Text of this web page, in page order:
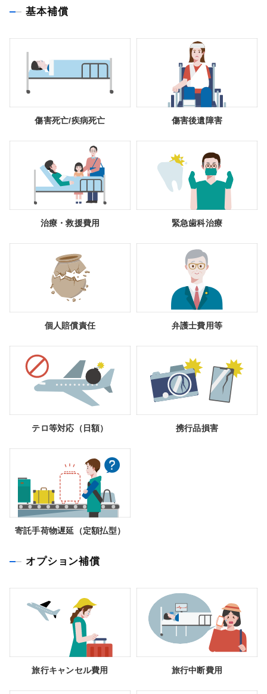
基本補償
傷害死亡/疾病死亡 傷害後遺障害
治療・救援費用 緊急歯科治療
個人賠償責任 弁護士費用等
テロ等対応（日額） 携行品損害
寄託手荷物遅延（定額払型）
オプション補償
旅行キャンセル費用 旅行中断費用